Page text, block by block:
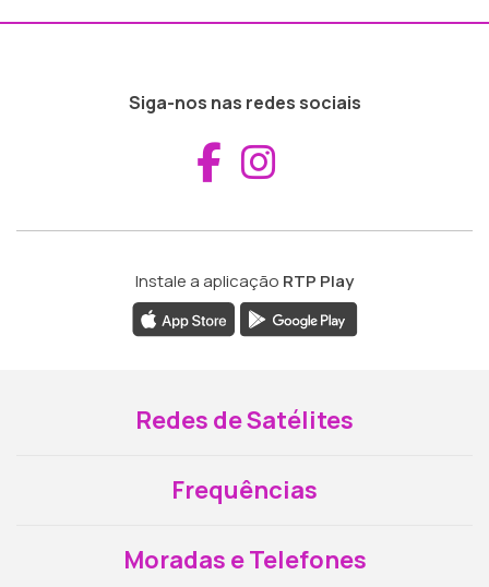
Siga-nos nas redes sociais
Aceder ao
Instale a aplicação RTP Play
Redes de Satélites
Frequências
Moradas e Telefones